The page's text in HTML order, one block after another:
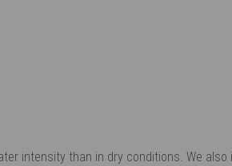
intensity than in dry conditions. We